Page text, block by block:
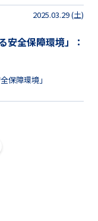
2025.03.29 (土)
安全保障環境」：
保障環境」